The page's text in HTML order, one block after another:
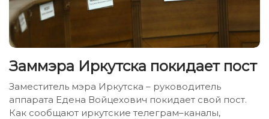
Заммэра Иркутска покидает пост
Заместитель мэра Иркутска – руководитель
аппарата Едена Войцехович покидает свой пост.
Как сообщают иркутские телеграм–каналы,